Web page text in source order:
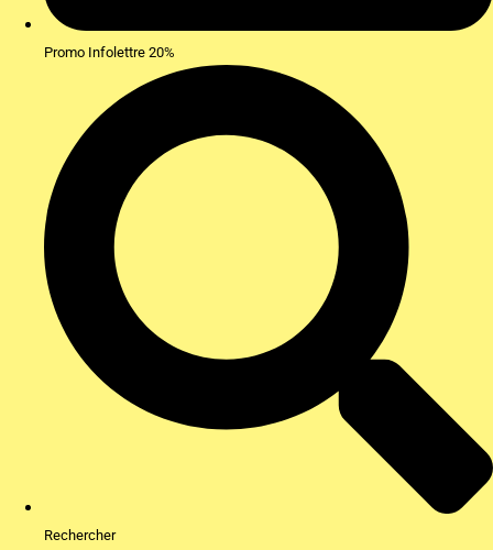
Promo Infolettre 20%
Rechercher